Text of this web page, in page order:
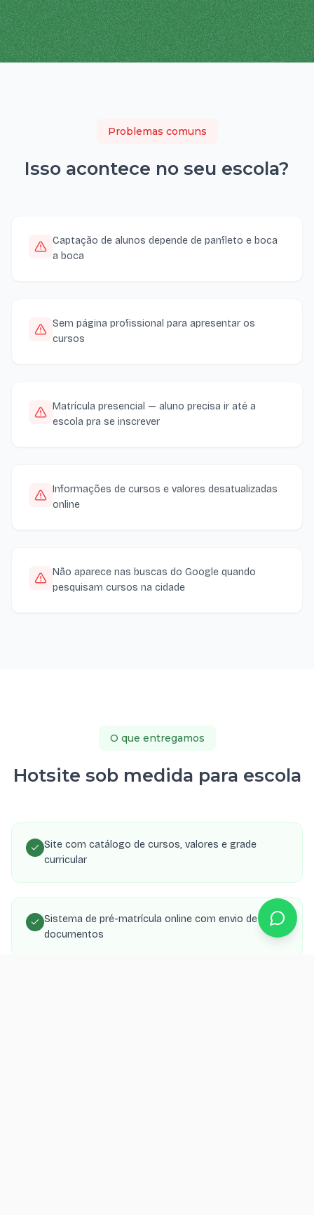
Problemas comuns
Isso acontece no seu escola?
Captação de alunos depende de panfleto e boca
a boca
Sem página profissional para apresentar os
cursos
Matrícula presencial — aluno precisa ir até a
escola pra se inscrever
Informações de cursos e valores desatualizadas
online
Não aparece nas buscas do Google quando
pesquisam cursos na cidade
O que entregamos
Hotsite sob medida para escola
Site com catálogo de cursos, valores e grade
curricular
Sistema de pré-matrícula online com envio de
documentos